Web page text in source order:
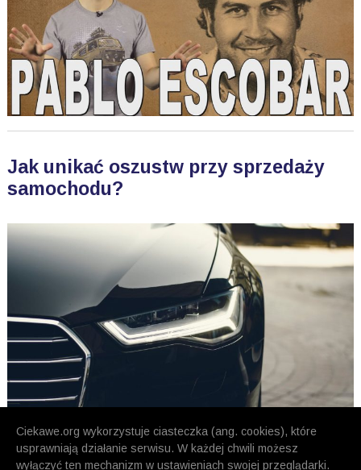
Ciekawe.org wykorzystuje ciasteczka (ang. cookies), które
usprawniają działanie serwisu. W każdej chwili możesz
wyłączyć ten mechanizm w ustawieniach swojej przeglądarki.
Jak unikać oszustw przy sprzedaży
samochodu?